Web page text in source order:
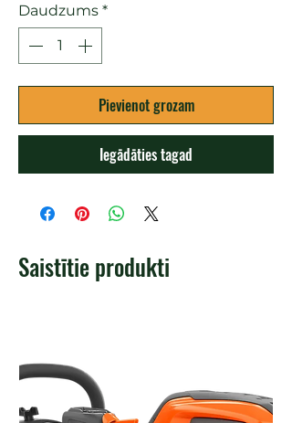
Daudzums *
Pievienot grozam
Iegādāties tagad
Saistītie produkti